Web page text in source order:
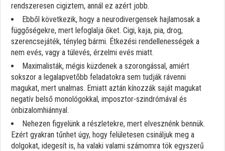
rendszeresen cigiztem, annál ez azért jobb.
Ebből következik, hogy a neurodivergensek hajlamosak a
függőségekre, mert lefoglalja őket. Cigi, kaja, pia, drog,
szerencsejáték, tényleg bármi. Étkezési rendellenességek a
nem evés, vagy a túlevés, érzelmi evés miatt.
Maximalisták, mégis küzdenek a szorongással, amiért
sokszor a legalapvetőbb feladatokra sem tudják rávenni
magukat, mert unalmas. Emiatt aztán kínozzák saját magukat
negatív belső monológokkal, imposztor-szindrómával és
önbizalomhiánnyal.
Nehezen figyelünk a részletekre, mert elvesznénk bennük.
Ezért gyakran tűnhet úgy, hogy felületesen csináljuk meg a
dolgokat, idegesít is, ha valaki valami számomra tök egyszerű